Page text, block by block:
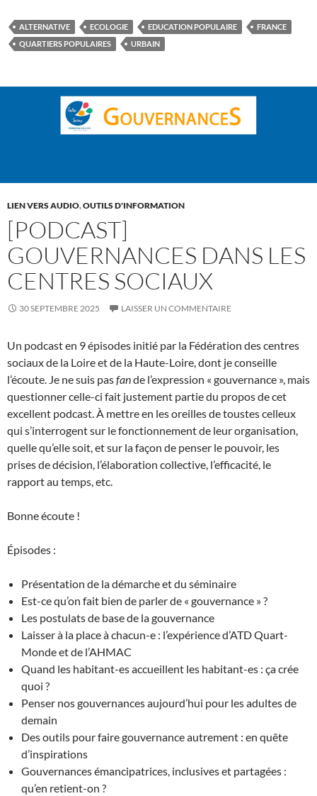
ALTERNATIVE ECOLOGIE EDUCATION POPULAIRE
FRANCE
QUARTIERS POPULAIRES
URBAIN
LIEN VERS AUDIO,OUTILS D'INFORMATION
[PODCAST]
GOUVERNANCES DANS LES
CENTRES SOCIAUX
30 SEPTEMBRE 2025 LAISSER UN COMMENTAIRE
Un podcast en 9 épisodes initié par la Fédération des centres
sociaux de la Loire et de la Haute-Loire, dont je conseille
l’écoute. Je ne suis pasfande l’expression « gouvernance », mais
questionner celle-ci fait justement partie du propos de cet
excellent podcast. À mettre en les oreilles de toustes celleux
qui s’interrogent sur le fonctionnement de leur organisation,
quelle qu’elle soit, et sur la façon de penser le pouvoir, les
prises de décision, l’élaboration collective, l’efficacité, le
rapport au temps, etc.
Bonne écoute !
Épisodes :
Présentation de la démarche et du séminaire
Est-ce qu’on fait bien de parler de « gouvernance » ?
Les postulats de base de la gouvernance
Laisser à la place à chacun-e : l’expérience d’ATD Quart-
Monde et de l’AHMAC
Quand les habitant-es accueillent les habitant-es : ça crée
quoi ?
Penser nos gouvernances aujourd’hui pour les adultes de
demain
Des outils pour faire gouvernance autrement : en quête
d’inspirations
Gouvernances émancipatrices, inclusives et partagées :
qu’en retient-on ?